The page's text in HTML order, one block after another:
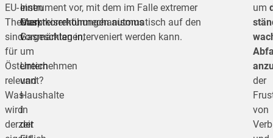
EU-
Themen
sind
für
Österreich
relevant?
Was
wird
derzeit
einen
Marktkorrekturmechanismus
vorgeschlagen,
um
Unternehmen
und
Haushalte
in
der
Instrument vor, mit dem im Falle extremer
Gaspreiserhöhungen automatisch auf den
Gasmärkten interveniert werden kann.
um
der
von